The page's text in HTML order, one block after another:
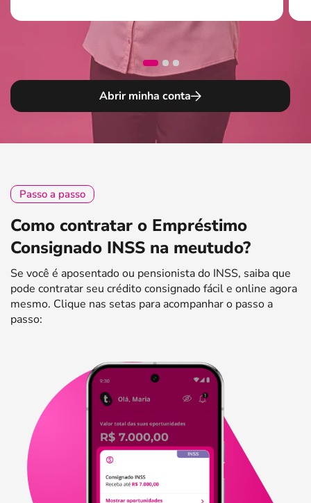
Abrir minha conta
Passo a passo
Como contratar o Empréstimo
Consignado INSS na meutudo?
Se você é aposentado ou pensionista do INSS, saiba que
pode contratar seu crédito consignado fácil e online agora
mesmo. Clique nas setas para acompanhar o passo a
passo: